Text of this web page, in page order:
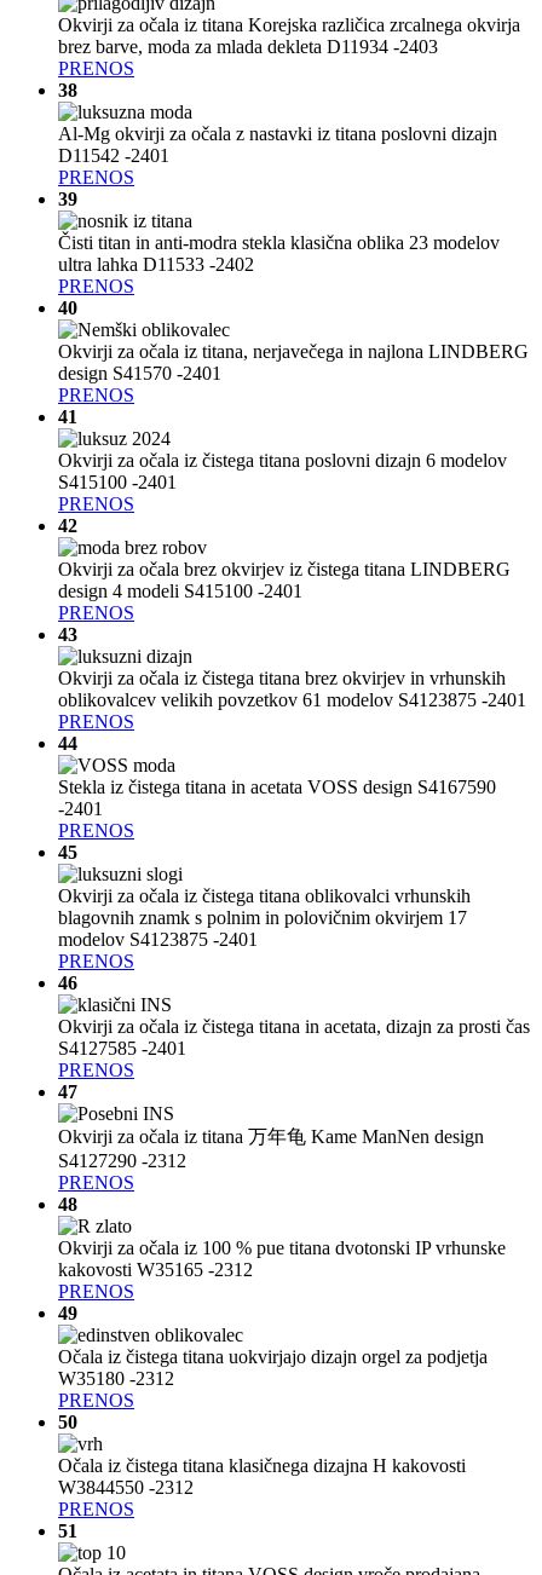
Okvirji za očala iz titana Korejska različica zrcalnega okvirja
brez barve, moda za mlada dekleta D11934 -2403
PRENOS
38
Al-Mg okvirji za očala z nastavki iz titana poslovni dizajn
D11542 -2401
PRENOS
39
Čisti titan in anti-modra stekla klasična oblika 23 modelov
ultra lahka D11533 -2402
PRENOS
40
Okvirji za očala iz titana, nerjavečega in najlona LINDBERG
design S41570 -2401
PRENOS
41
Okvirji za očala iz čistega titana poslovni dizajn 6 modelov
S415100 -2401
PRENOS
42
Okvirji za očala brez okvirjev iz čistega titana LINDBERG
design 4 modeli S415100 -2401
PRENOS
43
Okvirji za očala iz čistega titana brez okvirjev in vrhunskih
oblikovalcev velikih povzetkov 61 modelov S4123875 -2401
PRENOS
44
Stekla iz čistega titana in acetata VOSS design S4167590
-2401
PRENOS
45
Okvirji za očala iz čistega titana oblikovalci vrhunskih
blagovnih znamk s polnim in polovičnim okvirjem 17
modelov S4123875 -2401
PRENOS
46
Okvirji za očala iz čistega titana in acetata, dizajn za prosti čas
S4127585 -2401
PRENOS
47
Okvirji za očala iz titana 万年龟 Kame ManNen design
S4127290 -2312
PRENOS
48
Okvirji za očala iz 100 % pue titana dvotonski IP vrhunske
kakovosti W35165 -2312
PRENOS
49
Očala iz čistega titana uokvirjajo dizajn orgel za podjetja
W35180 -2312
PRENOS
50
Očala iz čistega titana klasičnega dizajna H kakovosti
W3844550 -2312
PRENOS
51